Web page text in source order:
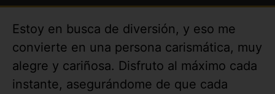
Estoy en busca de diversión, y eso me
convierte en una persona carismática, muy
alegre y cariñosa. Disfruto al máximo cada
instante, asegurándome de que cada